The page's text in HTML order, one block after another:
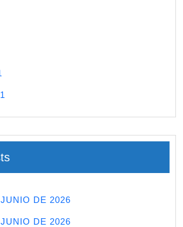
DE 2026
DE 2026